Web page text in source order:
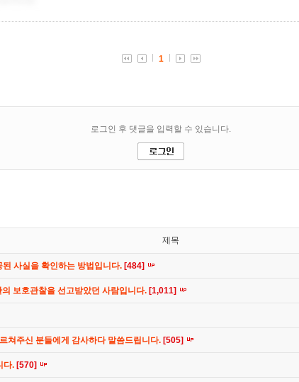
제목
사실을 확인하는 방법입니다. [484]
보호관찰을 선고받았던 사람입니다. [1,011]
쳐주신 분들에게 감사하다 말씀드립니다. [505]
다. [570]